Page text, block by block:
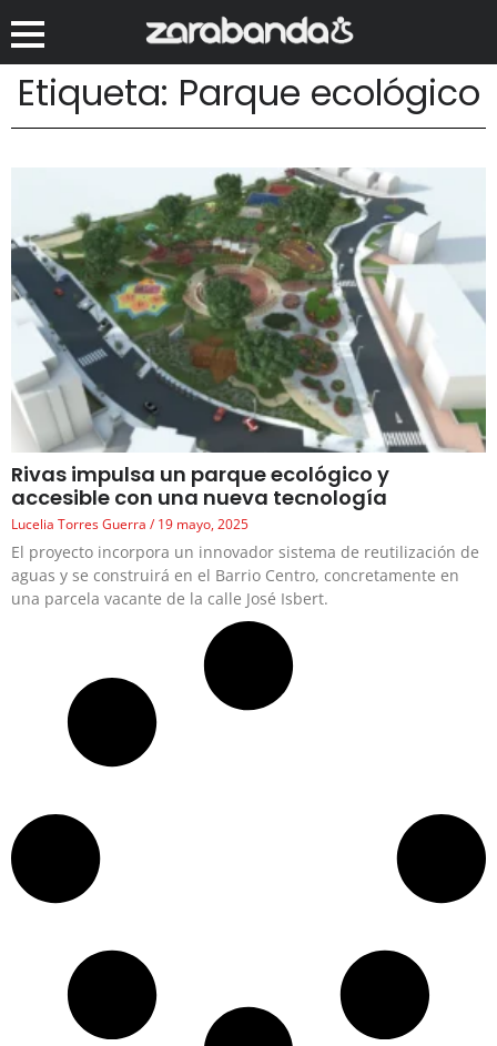
Etiqueta: Parque ecológico
Rivas impulsa un parque ecológico y
accesible con una nueva tecnología
Lucelia Torres Guerra 19 mayo, 2025
El proyecto incorpora un innovador sistema de reutilización de
aguas y se construirá en el Barrio Centro, concretamente en
una parcela vacante de la calle José Isbert.